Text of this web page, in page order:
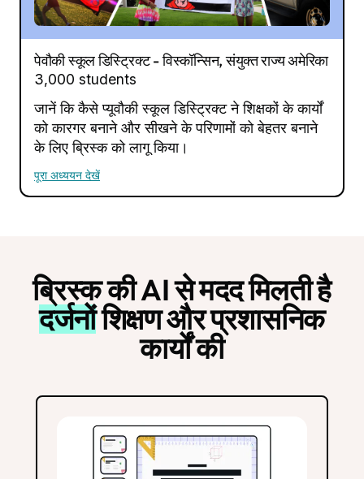
पेवौकी स्कूल डिस्ट्रिक्ट - विस्कॉन्सिन, संयुक्त राज्य अमेरिका
3,000 students
जानें कि कैसे प्यूवौकी स्कूल डिस्ट्रिक्ट ने शिक्षकों के कार्यों
को कारगर बनाने और सीखने के परिणामों को बेहतर बनाने
के लिए ब्रिस्क को लागू किया।
पूरा अध्ययन देखें
ब्रिस्क की AI से मदद मिलती है
दर्जनोंशिक्षण और प्रशासनिक
कार्यों की